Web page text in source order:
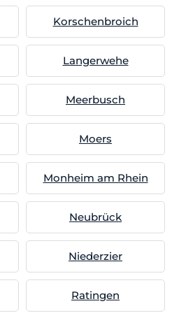
Korschenbroich
Langerwehe
Meerbusch
Moers
Monheim am Rhein
Neubrück
Niederzier
Ratingen